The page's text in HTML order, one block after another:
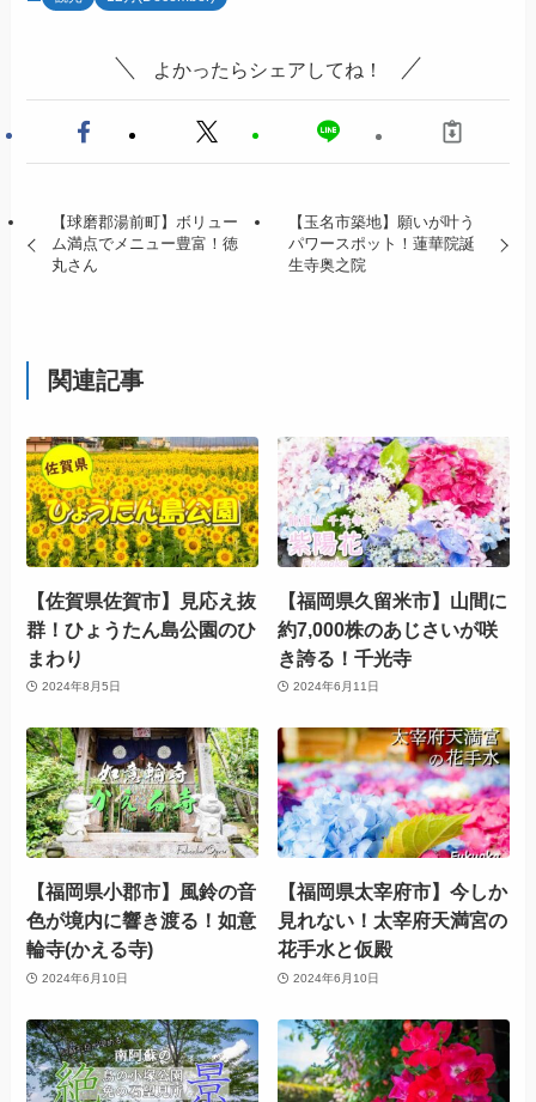
よかったらシェアしてね！
【球磨郡湯前町】ボリュー
ム満点でメニュー豊富！徳
丸さん
【玉名市築地】願いが叶う
パワースポット！蓮華院誕
生寺奥之院
関連記事
【佐賀県佐賀市】見応え抜
群！ひょうたん島公園のひ
まわり
2024年8月5日
【福岡県久留米市】山間に
約7,000株のあじさいが咲
き誇る！千光寺
2024年6月11日
【福岡県小郡市】風鈴の音
色が境内に響き渡る！如意
輪寺(かえる寺)
2024年6月10日
【福岡県太宰府市】今しか
見れない！太宰府天満宮の
花手水と仮殿
2024年6月10日